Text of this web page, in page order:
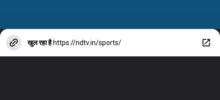
खुल रहा है https://ndtv.in/sports/